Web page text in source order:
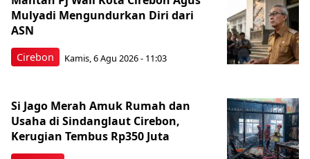
Cirebon
Mulyadi Mengundurkan Diri dari
ASN
Kamis, 6 Agu 2026 - 11:03
Si Jago Merah Amuk Rumah dan
Usaha di Sindanglaut Cirebon,
Kerugian Tembus Rp350 Juta